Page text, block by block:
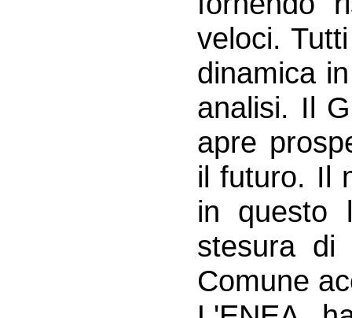
veloci.
dinamica
analisi. Il
apre
il futuro. Il
in questo
stesura di
Comune